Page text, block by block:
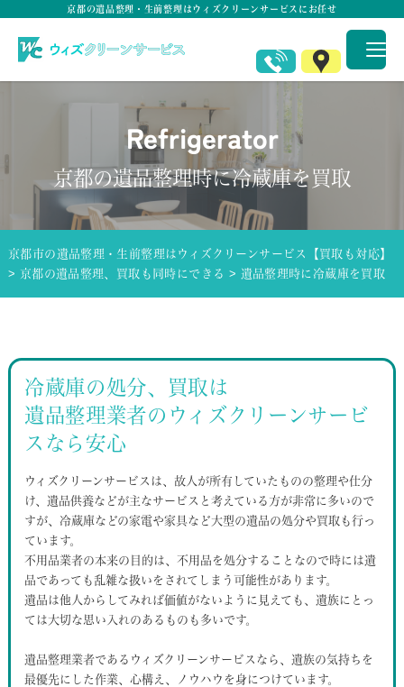
京都の遺品整理・生前整理はウィズクリーンサービスにお任せ
Refrigerator
京都の遺品整理時に冷蔵庫を買取
京都市の遺品整理・生前整理はウィズクリーンサービス【買取も対応】
> 京都の遺品整理、買取も同時にできる > 遺品整理時に冷蔵庫を買取
冷蔵庫の処分、買取は
遺品整理業者のウィズクリーンサービ
スなら安心
ウィズクリーンサービスは、故人が所有していたものの整理や仕分
け、遺品供養などが主なサービスと考えている方が非常に多いので
すが、冷蔵庫などの家電や家具など大型の遺品の処分や買取も行っ
ています。
不用品業者の本来の目的は、不用品を処分することなので時には遺
品であっても乱雑な扱いをされてしまう可能性があります。
遺品は他人からしてみれば価値がないように見えても、遺族にとっ
ては大切な思い入れのあるものも多いです。
遺品整理業者であるウィズクリーンサービスなら、遺族の気持ちを
最優先にした作業、心構え、ノウハウを身につけています。